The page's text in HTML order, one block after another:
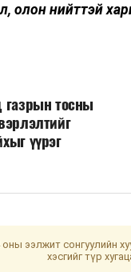
олон нийттэй
газрын тосны
үүрэг
ээлжит сонгуулийн
хэсгийг түр